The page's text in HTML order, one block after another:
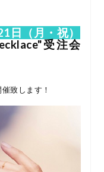
日（月・祝）
受注会
致します！